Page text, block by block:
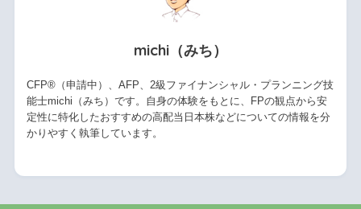
michi（みち）
CFP®（申請中）、AFP、2級ファイナンシャル・プランニング技
能士michi（みち）です。自身の体験をもとに、FPの観点から安
定性に特化したおすすめの高配当日本株などについての情報を分
かりやすく執筆しています。